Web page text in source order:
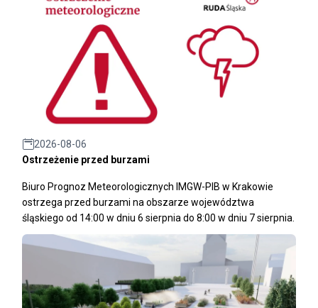
2026-08-06
Ostrzeżenie przed burzami
Biuro Prognoz Meteorologicznych IMGW-PIB w Krakowie
ostrzega przed burzami na obszarze województwa
śląskiego od 14:00 w dniu 6 sierpnia do 8:00 w dniu 7 sierpnia.